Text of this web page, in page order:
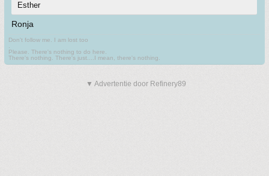
Esther
Ronja
Don't follow me. I am lost too
Please. There's nothing to do here.
There's nothing. There's just....I mean, there's nothing.
▼ Advertentie door Refinery89